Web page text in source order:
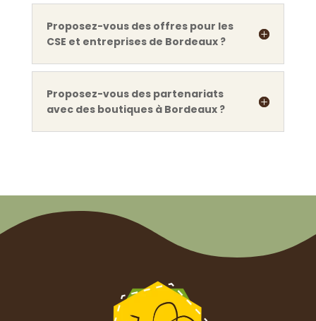
Proposez-vous des offres pour les
CSE et entreprises de Bordeaux ?
Proposez-vous des partenariats
avec des boutiques à Bordeaux ?